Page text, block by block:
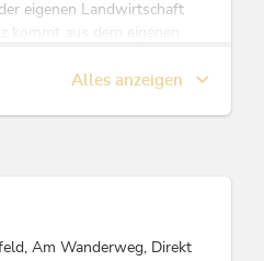
eigenen Landwirtschaft
kommt aus dem eigenen
Paulinghof ungestört
seine Tische selbst und trägt
Personen.
Alles anzeigen
Am Wanderweg, Direkt